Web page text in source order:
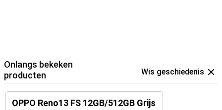
Onlangs bekeken
producten
Wis geschiedenis
OPPO Reno13 FS 12GB/512GB Grijs